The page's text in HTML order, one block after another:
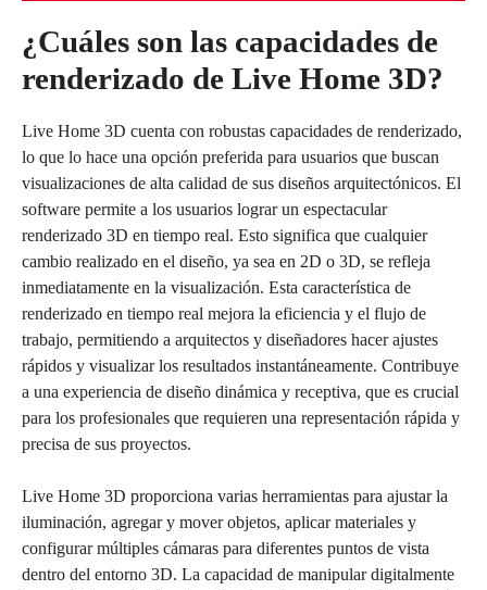
¿Cuáles son las capacidades de
renderizado de Live Home 3D?
Live Home 3D cuenta con robustas capacidades de renderizado,
lo que lo hace una opción preferida para usuarios que buscan
visualizaciones de alta calidad de sus diseños arquitectónicos. El
software permite a los usuarios lograr un espectacular
renderizado 3D en tiempo real. Esto significa que cualquier
cambio realizado en el diseño, ya sea en 2D o 3D, se refleja
inmediatamente en la visualización. Esta característica de
renderizado en tiempo real mejora la eficiencia y el flujo de
trabajo, permitiendo a arquitectos y diseñadores hacer ajustes
rápidos y visualizar los resultados instantáneamente. Contribuye
a una experiencia de diseño dinámica y receptiva, que es crucial
para los profesionales que requieren una representación rápida y
precisa de sus proyectos.
Live Home 3D proporciona varias herramientas para ajustar la
iluminación, agregar y mover objetos, aplicar materiales y
configurar múltiples cámaras para diferentes puntos de vista
dentro del entorno 3D. La capacidad de manipular digitalmente